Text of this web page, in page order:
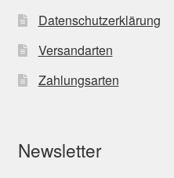
Datenschutzerklärung
Versandarten
Zahlungsarten
Newsletter